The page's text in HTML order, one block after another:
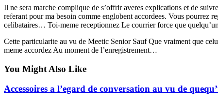
Il ne sera marche complique de s’offrir averes explications et de
referant pour ma besoin comme englobent accordees. Vous pourrez
celibataires… Toi-meme receptionnez Le courrier force que
Cette particularite au vu de Meetic Senior Sauf Que vraiment que
meme accordez Au moment de l’enregistrement…
You Might Also Like
Accessoires a l’egard de conversation au vu de